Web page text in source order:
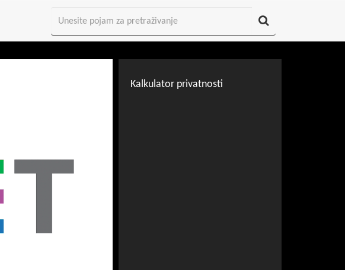
Kalkulator privatnosti